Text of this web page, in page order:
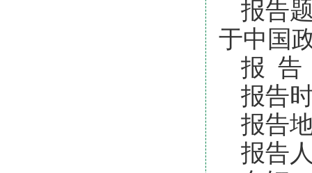
报告
于中国
报 告
报告
报告
报告